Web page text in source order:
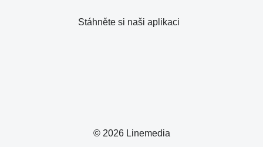
© 2026 Linemedia
Stáhněte si naši aplikaci